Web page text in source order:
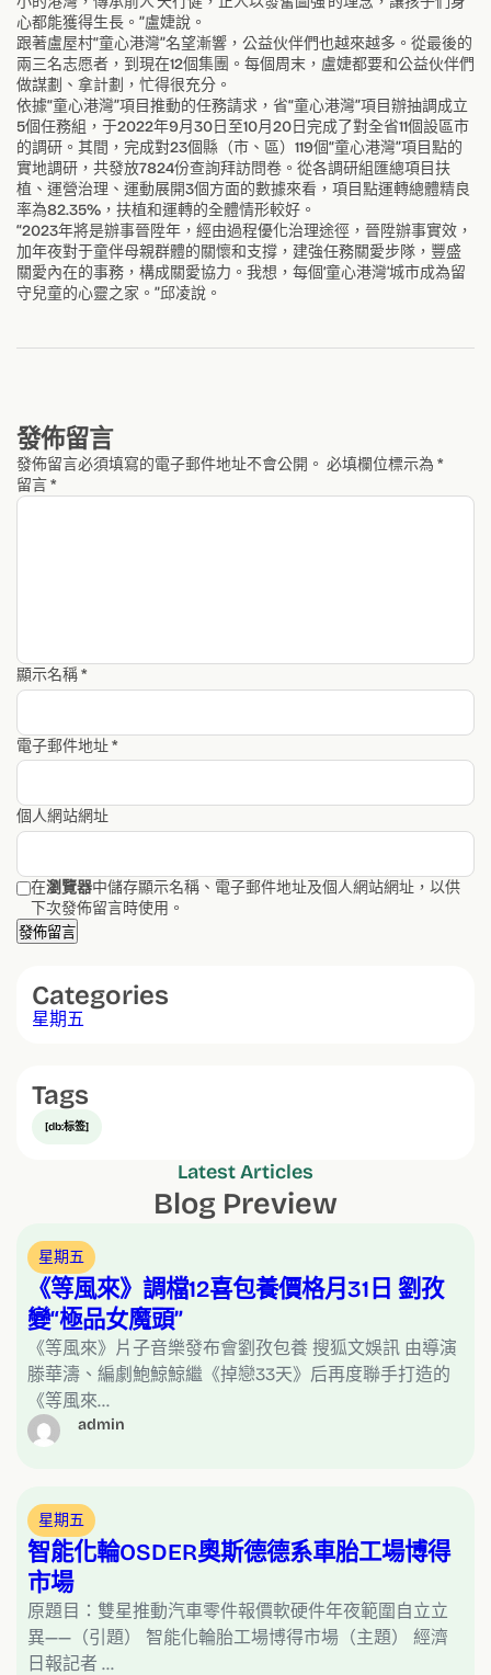
心都能獲得生長。”盧婕說。
跟著盧屋村“童心港灣”名望漸響，公益伙伴們也越來越多。從最後的
兩三名志愿者，到現在12個集團。每個周末，盧婕都要和公益伙伴們
做謀劃、拿計劃，忙得很充分。
依據“童心港灣”項目推動的任務請求，省“童心港灣”項目辦抽調成立
5個任務組，于2022年9月30日至10月20日完成了對全省11個設區市
的調研。其間，完成對23個縣（市、區）119個“童心港灣”項目點的
實地調研，共發放7824份查詢拜訪問卷。從各調研組匯總項目扶
植、運營治理、運動展開3個方面的數據來看，項目點運轉總體精良
率為82.35%，扶植和運轉的全體情形較好。
“2023年將是辦事晉陞年，經由過程優化治理途徑，晉陞辦事實效，
加年夜對于童伴母親群體的關懷和支撐，建強任務關愛步隊，豐盛
關愛內在的事務，構成關愛協力。我想，每個‘童心港灣’城市成為留
守兒童的心靈之家。”邱凌說。
發佈留言
發佈留言必須填寫的電子郵件地址不會公開。 必填欄位標示為 *
留言*
顯示名稱*
電子郵件地址*
個人網站網址
在瀏覽器中儲存顯示名稱、電子郵件地址及個人網站網址，以供
下次發佈留言時使用。
Categories
星期五
Tags
[db:标签]
Latest Articles
Blog Preview
星期五
《等風來》調檔12喜包養價格月31日 劉孜
變“極品女魔頭”
《等風來》片子音樂發布會劉孜包養 搜狐文娛訊 由導演
滕華濤、編劇鮑鯨鯨繼《掉戀33天》后再度聯手打造的
《等風來…
admin
星期五
智能化輪OSDER奧斯德德系車胎工場博得
市場
原題目：雙星推動汽車零件報價軟硬件年夜範圍自立立
異——（引題） 智能化輪胎工場博得市場（主題） 經濟
日報記者 …